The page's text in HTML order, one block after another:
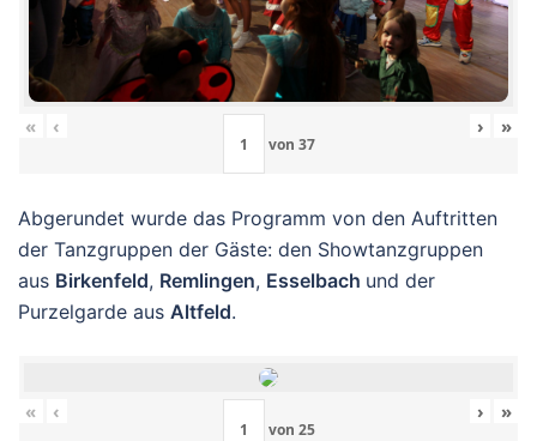
« ‹
von 37
› »
Abgerundet wurde das Programm von den Auftritten
der Tanzgruppen der Gäste: den Showtanzgruppen
aus Birkenfeld, Remlingen, Esselbach und der
Purzelgarde aus Altfeld.
« ‹
von 25
› »